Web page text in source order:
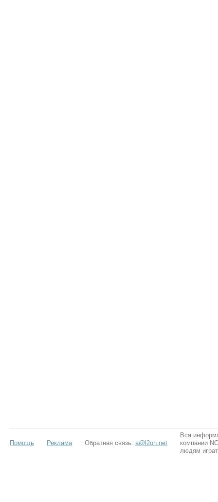
Помощь Реклама Обратная связь: a@l2on.net
Вся
компании
людям